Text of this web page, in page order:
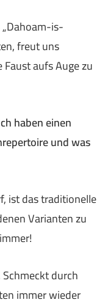
is-
freut uns
aufs Auge zu
haben einen
und was
ist das traditionelle
Varianten zu
durch
immer wieder